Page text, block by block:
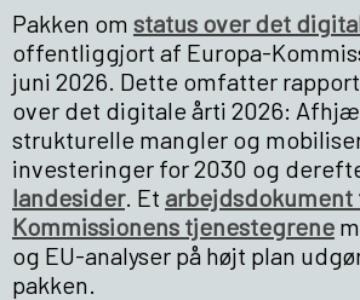
Pakken om status over det
offentliggjort af Europa-
juni 2026. Dette omfatter
over det digitale årti 2026:
strukturelle mangler og
investeringer for 2030 og
landesider. Et arbejdsdokument
Kommissionens tjenestegrene
og EU-analyser på højt plan
pakken.